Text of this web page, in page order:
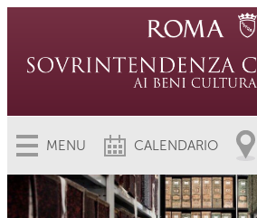
MENU CALENDARIO